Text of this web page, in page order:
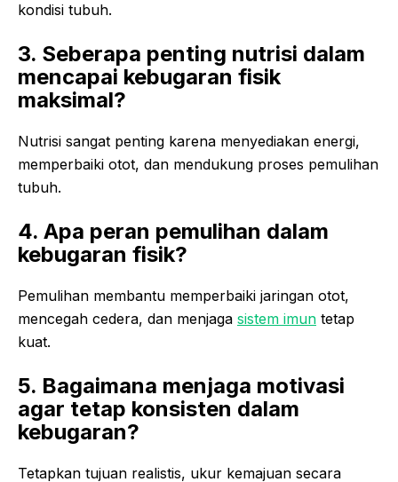
kondisi tubuh.
3. Seberapa penting nutrisi dalam
mencapai kebugaran fisik
maksimal?
Nutrisi sangat penting karena menyediakan energi,
memperbaiki otot, dan mendukung proses pemulihan
tubuh.
4. Apa peran pemulihan dalam
kebugaran fisik?
Pemulihan membantu memperbaiki jaringan otot,
mencegah cedera, dan menjaga sistem imun tetap
kuat.
5. Bagaimana menjaga motivasi
agar tetap konsisten dalam
kebugaran?
Tetapkan tujuan realistis, ukur kemajuan secara